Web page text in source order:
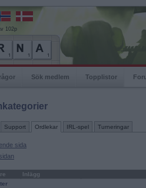
102p
Sök medlem Topplistor
Support Ordlekar IRL-spel Turneringar
sida
Inlägg